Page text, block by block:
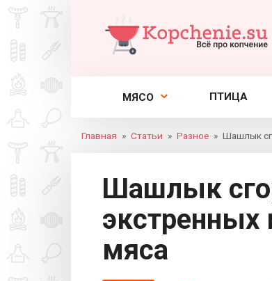
контенту
МЯСО ПТИЦА
Главная » Статьи » Разное » Шашлык
Шашлык сгорел или пересолен: 5
экстренных
мяса